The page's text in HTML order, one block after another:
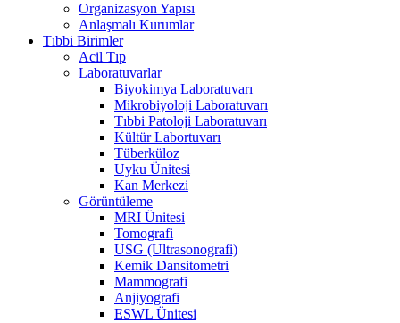
Organizasyon Yapısı
Anlaşmalı Kurumlar
Tıbbi Birimler
Acil Tıp
Laboratuvarlar
Biyokimya Laboratuvarı
Mikrobiyoloji Laboratuvarı
Tıbbi Patoloji Laboratuvarı
Kültür Labortuvarı
Tüberküloz
Uyku Ünitesi
Kan Merkezi
Görüntüleme
MRI Ünitesi
Tomografi
USG (Ultrasonografi)
Kemik Dansitometri
Mammografi
Anjiyografi
ESWL Ünitesi